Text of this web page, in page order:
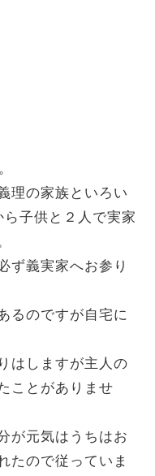
理の家族といろい
子供と２人で実家
ず義実家へお参り
るのですが自宅に
はしますが主人の
ことがありませ
が元気はうちはお
たので従っていま